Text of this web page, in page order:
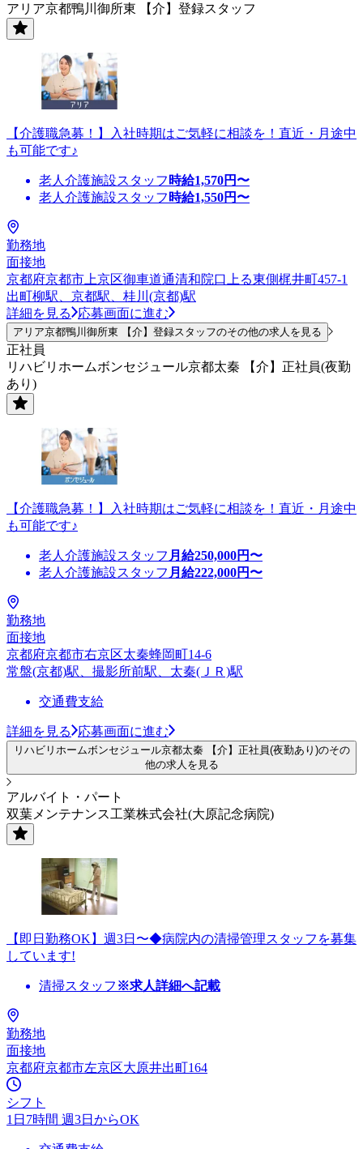
アリア京都鴨川御所東 【介】登録スタッフ
【介護職急募！】入社時期はご気軽に相談を！直近・月途中
も可能です♪
老人介護施設スタッフ 時給1,570円〜
老人介護施設スタッフ 時給1,550円〜
勤務地
面接地
京都府京都市上京区御車道通清和院口上る東側梶井町457-1
出町柳駅、京都駅、桂川(京都)駅
詳細を見る
応募画面に進む
アリア京都鴨川御所東 【介】登録スタッフのその他の求人を見る
正社員
リハビリホームボンセジュール京都太秦 【介】正社員(夜勤
あり)
【介護職急募！】入社時期はご気軽に相談を！直近・月途中
も可能です♪
老人介護施設スタッフ 月給250,000円〜
老人介護施設スタッフ 月給222,000円〜
勤務地
面接地
京都府京都市右京区太秦蜂岡町14-6
常盤(京都)駅、撮影所前駅、太秦(ＪＲ)駅
交通費支給
詳細を見る 応募画面に進む
リハビリホームボンセジュール京都太秦 【介】正社員(夜勤あり)のその
他の求人を見る
アルバイト・パート
双葉メンテナンス工業株式会社(大原記念病院)
【即日勤務OK】週3日〜◆病院内の清掃管理スタッフを募集
しています!
清掃スタッフ ※求人詳細へ記載
勤務地
面接地
京都府京都市左京区大原井出町164
シフト
1日7時間 週3日からOK